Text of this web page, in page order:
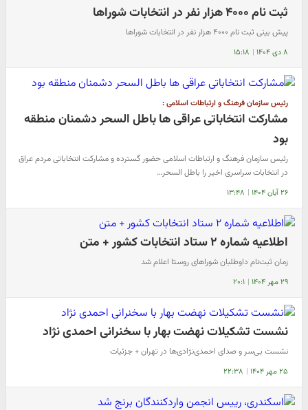
ثبت نام ۴۰۰۰ هزار نفر در انتخابات شوراها
پیش بینی ثبت نام ۴۰۰۰ هزار نفر در انتخابات شوراها
۸ دی ۱۴۰۴ | ۱۵:۱۸
رئیس سازمان فرهنگ و ارتباطات اسلامی :
مشارکت انتخاباتی عراقی ها باطل السحر دشمنان منطقه
بود
رئیس سازمان فرهنگ و ارتباطات اسلامی حضور گسترده و مشارکت انتخاباتی مردم عراق
در انتخابات سراسری اخیر را باطل السحر…
۲۶ آبان ۱۴۰۴ | ۱۳:۴۸
اطلاعیه شماره ۲ ستاد انتخابات کشور + متن
زمان ثبت‌نام داوطلبان شوراهای روستا اعلام شد
۲۹ مهر ۱۴۰۴ | ۲۰:۱
نشست تشکیلات نهضت بهار با سخنرانی احمدی نژاد
​نشست بی‌سر و صدای احمدی‌نژادی‌ها در تهران + جزئیات
۲۵ مهر ۱۴۰۴ | ۲۲:۳۸